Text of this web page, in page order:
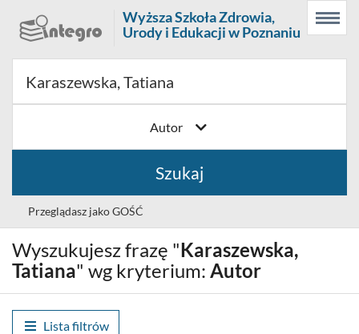
Menu
główne
Wyszukiwarka
Treść
główna
Menu
Prolib
Integro
strona
główna
Wyższa Szkoła Zdrowia,
Urody i Edukacji w Poznaniu
Autor
Szukaj
Przeglądasz jako GOŚĆ
Wybór
języka
Polski (PL)
Zaloguj
Wyszukujesz frazę "Karaszewska,
Tatiana" wg kryterium: Autor
Lista filtrów